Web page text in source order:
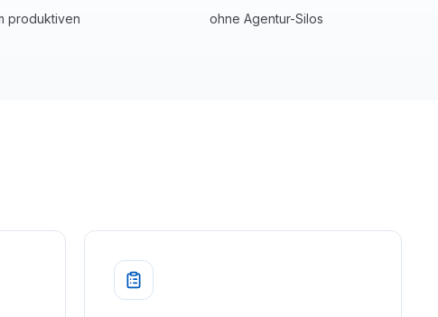
produktiven
ohne Agentur-Silos